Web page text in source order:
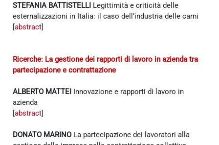
STEFANIA BATTISTELLI Legittimità e criticità delle
esternalizzazioni in Italia: il caso dell’industria delle carni
[abstract]
Ricerche: La gestione dei rapporti di lavoro in azienda tra
partecipazione e contrattazione
ALBERTO MATTEI Innovazione e rapporti di lavoro in
azienda
[abstract]
DONATO MARINO La partecipazione dei lavoratori alla